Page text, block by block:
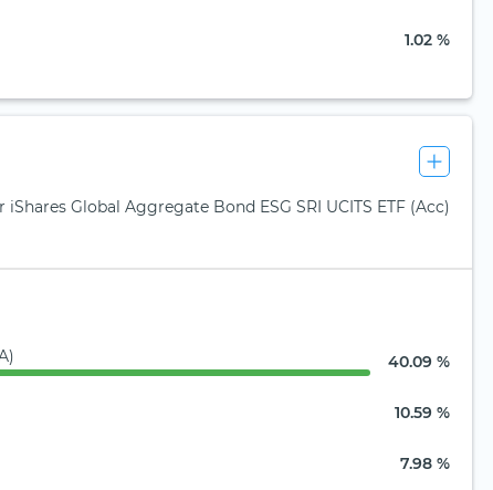
1.02 %
Global Aggregate Bond ESG SRI UCITS ETF (Acc)
40.09 %
10.59 %
7.98 %